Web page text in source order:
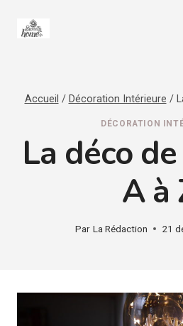
Accueil / Décoration Intérieure /
DÉCORATION
La déco
A à
Par La Rédaction 21